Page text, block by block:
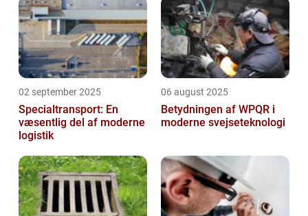
02 september 2025
Specialtransport: En
væsentlig del af moderne
logistik
06 august 2025
Betydningen af WPQR i
moderne svejseteknologi